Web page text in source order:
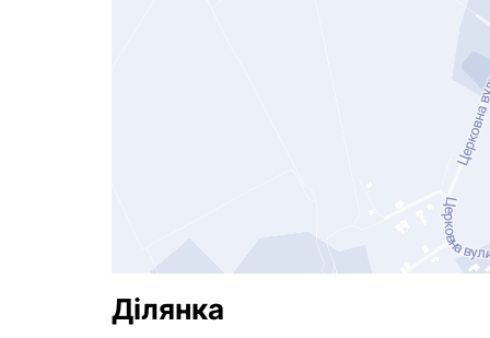
Ділянка